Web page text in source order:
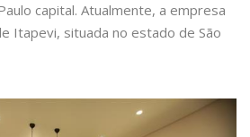
capital. Atualmente, a empresa
Itapevi, situada no estado de São